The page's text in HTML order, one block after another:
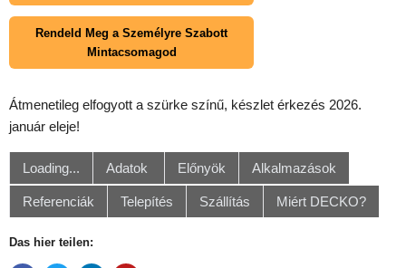
Rendeld Meg a Személyre Szabott
Mintacsomagod
Átmenetileg elfogyott a szürke színű, készlet érkezés 2026.
január eleje!
Loading... Adatok Előnyök Alkalmazások
Referenciák Telepítés Szállítás Miért DECKO?
Das hier teilen: